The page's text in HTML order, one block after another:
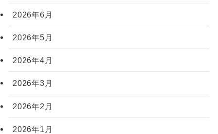
2026年6月
2026年5月
2026年4月
2026年3月
2026年2月
2026年1月